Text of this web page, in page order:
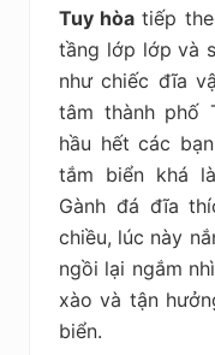
Tuy hòa tiếp
tầng lớp lớp và
như chiếc đĩa
tâm thành phố
hầu hết các
tắm biển khá
Gành đá đĩa
chiều, lúc này
ngồi lại ngắm
xào và tận
biển.